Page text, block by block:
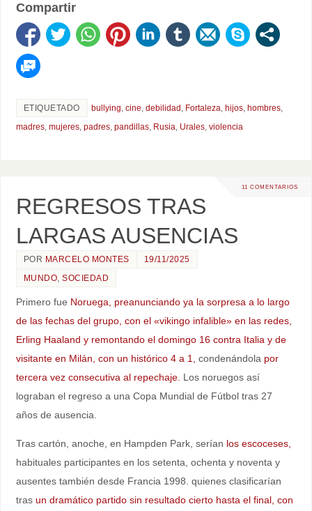
Compartir
ETIQUETADO bullying, cine, debilidad , Fortaleza, hijos, hombres,
madres, mujeres, padres, pandillas, Rusia, Urales, violencia
11 COMENTARIOS
REGRESOS TRAS
LARGAS AUSENCIAS
POR MARCELO MONTES
19/11/2025
MUNDO,SOCIEDAD
Primero fue Noruega, preanunciando ya la sorpresa a lo largo
de las fechas del grupo, con el «vikingo infalible» en las redes,
Erling Haaland y remontando el domingo 16 contra Italia y de
visitante en Milán, con un histórico 4 a 1,
condenándola por
tercera vez consecutiva al repechaje. Los noruegos así
lograban el regreso a una Copa Mundial de Fútbol tras 27
años de ausencia.
Tras cartón, anoche, en Hampden Park, serían los escoceses,
habituales participantes en los setenta, ochenta y noventa y
ausentes también desde Francia 1998. quienes clasificarían
tras un dramático partido sin resultado cierto hasta el final, con